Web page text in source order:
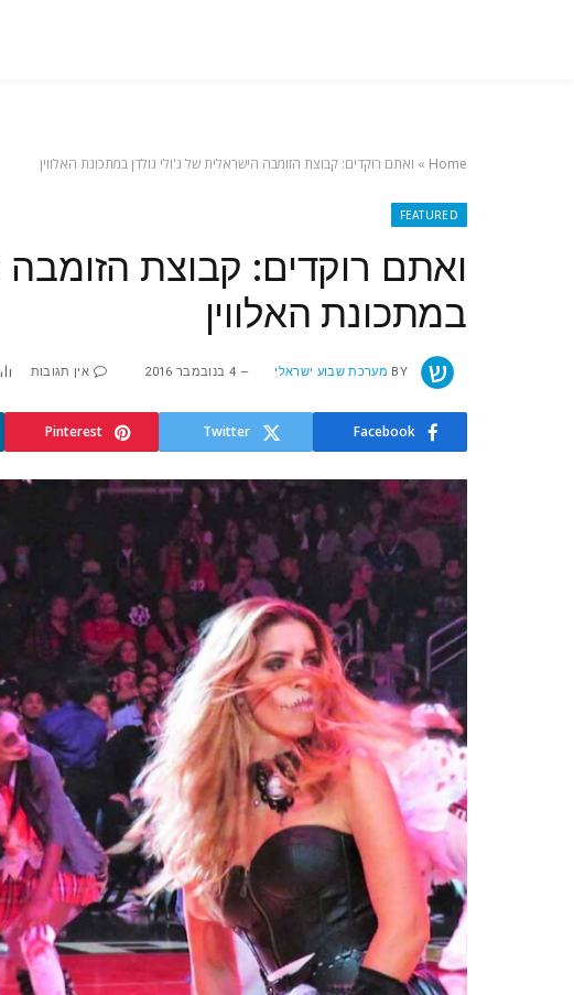
Home
» ואתם רוקדים: קבוצת הזומבה הישראלית של ג'ולי גולדן במתכונת האלווין
FEATURED
ואתם רוקדים: קבוצת הזומבה
במתכונת האלווין
BY מערכת שבוע ישראלי 4 בנובמבר 2016 אין תגובות
Facebook
Twitter
Pinterest